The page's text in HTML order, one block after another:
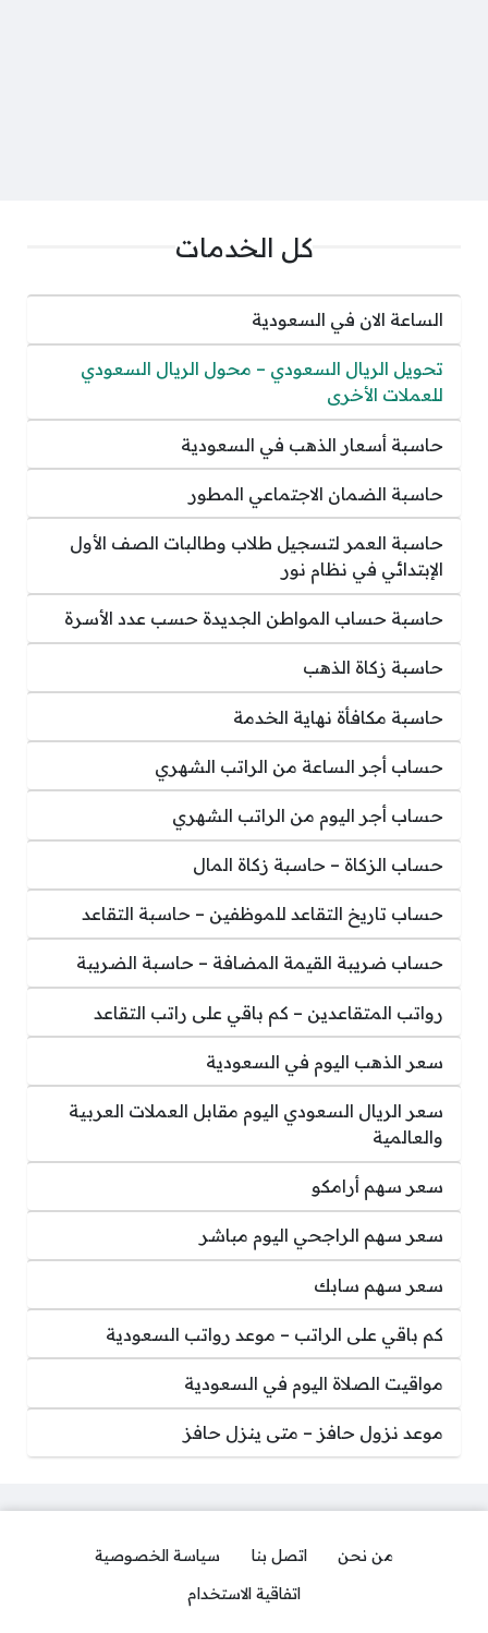
كل الخدمات
الساعة الان في السعودية
تحويل الريال السعودي – محول الريال السعودي
للعملات الأخرى
حاسبة أسعار الذهب في السعودية
حاسبة الضمان الاجتماعي المطور
حاسبة العمر لتسجيل طلاب وطالبات الصف الأول
الإبتدائي في نظام نور
حاسبة حساب المواطن الجديدة حسب عدد الأسرة
حاسبة زكاة الذهب
حاسبة مكافأة نهاية الخدمة
حساب أجر الساعة من الراتب الشهري
حساب أجر اليوم من الراتب الشهري
حساب الزكاة – حاسبة زكاة المال
حساب تاريخ التقاعد للموظفين – حاسبة التقاعد
حساب ضريبة القيمة المضافة – حاسبة الضريبة
رواتب المتقاعدين – كم باقي على راتب التقاعد
سعر الذهب اليوم في السعودية
سعر الريال السعودي اليوم مقابل العملات العربية
والعالمية
سعر سهم أرامكو
سعر سهم الراجحي اليوم مباشر
سعر سهم سابك
كم باقي على الراتب – موعد رواتب السعودية
مواقيت الصلاة اليوم في السعودية
موعد نزول حافز – متى ينزل حافز
من نحن اتصل بنا
سياسة الخصوصية
اتفاقية الاستخدام